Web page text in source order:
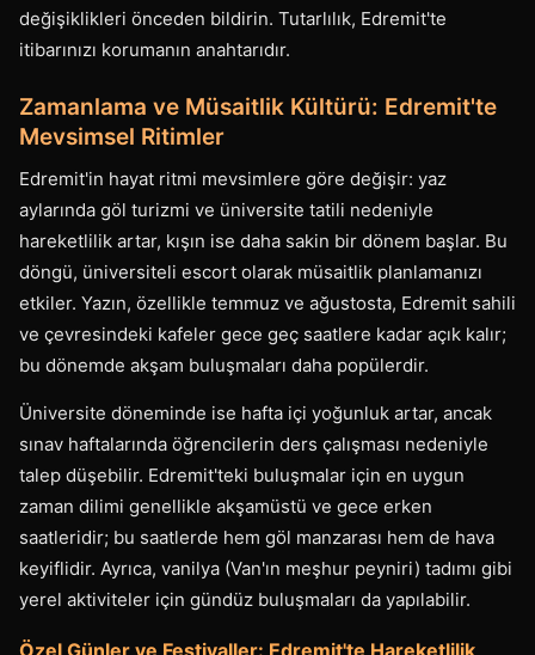
değişiklikleri önceden bildirin. Tutarlılık, Edremit'te
itibarınızı korumanın anahtarıdır.
Zamanlama ve Müsaitlik Kültürü: Edremit'te
Mevsimsel Ritimler
Edremit'in hayat ritmi mevsimlere göre değişir: yaz
aylarında göl turizmi ve üniversite tatili nedeniyle
hareketlilik artar, kışın ise daha sakin bir dönem başlar. Bu
döngü, üniversiteli escort olarak müsaitlik planlamanızı
etkiler. Yazın, özellikle temmuz ve ağustosta, Edremit sahili
ve çevresindeki kafeler gece geç saatlere kadar açık kalır;
bu dönemde akşam buluşmaları daha popülerdir.
Üniversite döneminde ise hafta içi yoğunluk artar, ancak
sınav haftalarında öğrencilerin ders çalışması nedeniyle
talep düşebilir. Edremit'teki buluşmalar için en uygun
zaman dilimi genellikle akşamüstü ve gece erken
saatleridir; bu saatlerde hem göl manzarası hem de hava
keyiflidir. Ayrıca, vanilya (Van'ın meşhur peyniri) tadımı gibi
yerel aktiviteler için gündüz buluşmaları da yapılabilir.
Özel Günler ve Festivaller: Edremit'te Hareketlilik